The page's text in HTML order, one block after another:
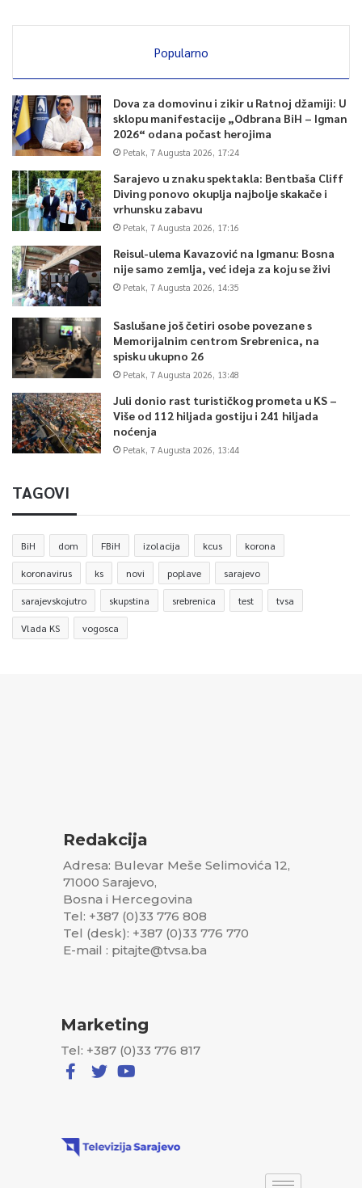
Popularno
Dova za domovinu i zikir u Ratnoj džamiji: U
sklopu manifestacije „Odbrana BiH – Igman
2026“ odana počast herojima
Petak, 7 Augusta 2026, 17:24
Sarajevo u znaku spektakla: Bentbaša Cliff
Diving ponovo okuplja najbolje skakače i
vrhunsku zabavu
Petak, 7 Augusta 2026, 17:16
Reisul-ulema Kavazović na Igmanu: Bosna
nije samo zemlja, već ideja za koju se živi
Petak, 7 Augusta 2026, 14:35
Saslušane još četiri osobe povezane s
Memorijalnim centrom Srebrenica, na
spisku ukupno 26
Petak, 7 Augusta 2026, 13:48
Juli donio rast turističkog prometa u KS –
Više od 112 hiljada gostiju i 241 hiljada
noćenja
Petak, 7 Augusta 2026, 13:44
TAGOVI
BiH dom FBiH izolacija kcus korona
koronavirus ks novi poplave sarajevo
sarajevskojutro skupstina srebrenica test tvsa
Vlada KS vogosca
Redakcija
Adresa: Bulevar Meše Selimovića 12,
71000 Sarajevo,
Bosna i Hercegovina
Tel: +387 (0)33 776 808
Tel (desk): +387 (0)33 776 770
E-mail : pitajte@tvsa.ba
Marketing
Tel: +387 (0)33 776 817